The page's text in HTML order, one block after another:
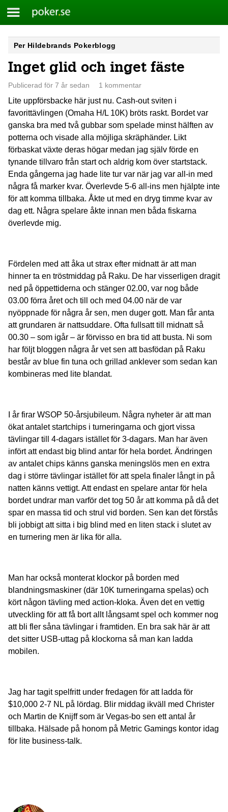
Skip
content
Meny
Poker.se
Per Hildebrands Pokerblogg
Inget glid och inget fäste
Publicerad för 7 år sedan 1 kommentar
Lite uppförsbacke här just nu. Cash-out sviten i
favorittävlingen (Omaha H/L 10K) bröts raskt. Bordet var
ganska bra med två gubbar som spelade minst hälften av
potterna och visade alla möjliga skräphänder. Likt
förbaskat växte deras högar medan jag själv förde en
tynande tillvaro från start och aldrig kom över startstack.
Enda gångerna jag hade lite tur var när jag var all-in med
några få marker kvar. Överlevde 5-6 all-ins men hjälpte inte
för att komma tillbaka. Åkte ut med en dryg timme kvar av
dag ett. Några spelare åkte innan men båda fiskarna
överlevde mig.
Fördelen med att åka ut strax efter midnatt är att man
hinner ta en tröstmiddag på Raku. De har visserligen dragit
ned på öppettiderna och stänger 02.00, var nog både
03.00 förra året och till och med 04.00 när de var
nyöppnade för några år sen, men duger gott. Man får anta
att grundaren är nattsuddare. Ofta fullsatt till midnatt så
00.30 – som igår – är förvisso en bra tid att busta. Ni som
har följt bloggen några år vet sen att basfödan på Raku
består av blue fin tuna och grillad anklever som sedan kan
kombineras med lite blandat.
I år firar WSOP 50-årsjubileum. Några nyheter är att man
ökat antalet startchips i turneringarna och gjort vissa
tävlingar till 4-dagars istället för 3-dagars. Man har även
infört att endast big blind antar för hela bordet. Ändringen
av antalet chips känns ganska meningslös men en extra
dag i större tävlingar istället för att spela finaler långt in på
natten känns vettigt. Att endast en spelare antar för hela
bordet undrar man varför det tog 50 år att komma på då det
spar en massa tid och strul vid borden. Sen kan det förstås
bli jobbigt att sitta i big blind med en liten stack i slutet av
en turnering men är lika för alla.
Man har också monterat klockor på borden med
blandningsmaskiner (där 10K turneringarna spelas) och
kört någon tävling med action-kloka. Även det en vettig
utveckling för att få bort allt långsamt spel och kommer nog
att bli fler såna tävlingar i framtiden. En bra sak här är att
det sitter USB-uttag på klockorna så man kan ladda
mobilen.
Jag har tagit spelfritt under fredagen för att ladda för
$10,000 2-7 NL på lördag. Blir middag ikväll med Christer
och Martin de Knijff som är Vegas-bo sen ett antal år
tillbaka. Hälsade på honom på Metric Gamings kontor idag
för lite business-talk.